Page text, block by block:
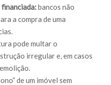
financiada:bancos não
a compra de uma
pode multar o
irregular e, em casos
de um imóvel sem